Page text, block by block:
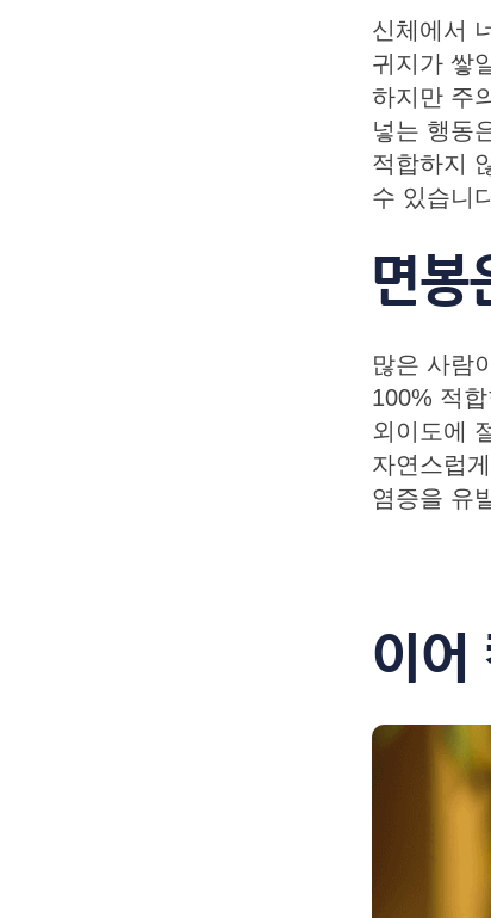
신체에서
귀지가 쌓
하지만 주
넣는 행동
적합하지
수 있습니
면봉
많은 사람
100% 적
외이도에
자연스럽
염증을 유
이어